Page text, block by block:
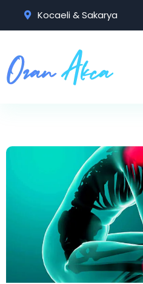
Kocaeli & Sakarya